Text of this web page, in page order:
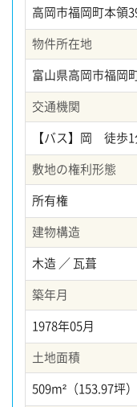
高岡市福岡町本
物件所在地
富山県高岡市福岡
交通機関
【バス】岡 徒歩
敷地の権利形態
所有権
建物構造
木造 ／ 瓦葺
築年月
1978年05月
土地面積
509m²（153.97坪）